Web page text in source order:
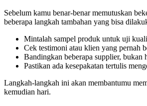
Sebelum kamu benar-benar memutuskan
beberapa langkah tambahan yang bisa
Mintalah sampel produk untuk uji
Cek testimoni atau klien yang pernah
Bandingkan beberapa supplier, bukan
Pastikan ada kesepakatan tertulis
Langkah-langkah ini akan membantumu
kemudian hari.